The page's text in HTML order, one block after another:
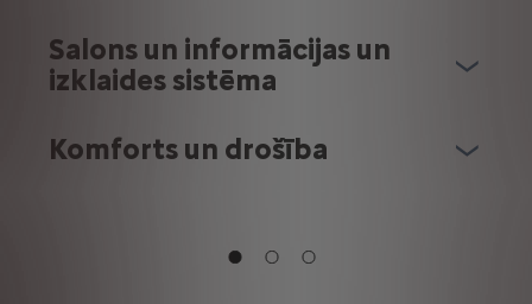
Salons un informācijas un
izklaides sistēma
Komforts un drošība